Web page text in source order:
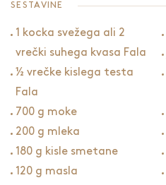
SESTAVINE
1 kocka svežega ali 2
vrečki suhega kvasa Fala
½ vrečke kislega testa
Fala
700 g moke
200 g mleka
180 g kisle smetane
120 g masla